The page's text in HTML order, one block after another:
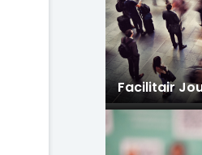
Facilitair